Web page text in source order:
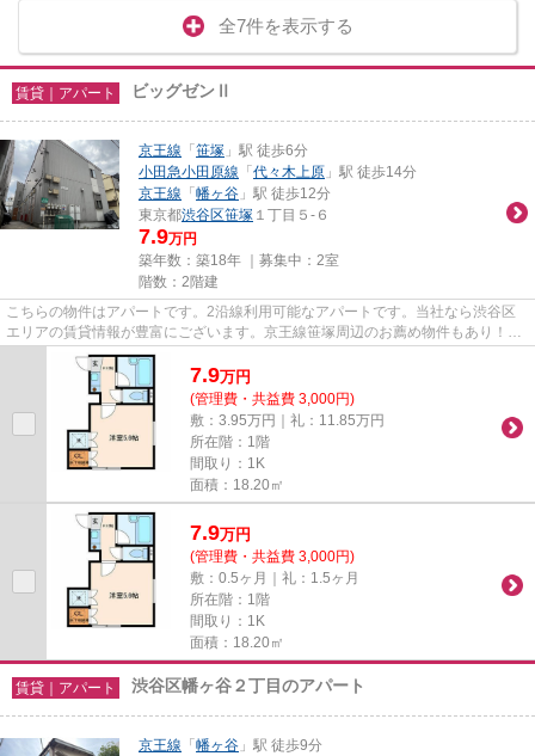
全7件を表示する
賃貸｜アパート ビッグゼンⅡ
京王線 「笹塚 」駅 徒歩6分
小田急小田原線 「代々木上原 」駅 徒歩14分
京王線 「幡ヶ谷 」駅 徒歩12分
東京都渋谷区笹塚 １丁目５-６
7.9万円
築年数：築18年 ｜募集中： 2室
階数：2階建
こちらの物件はアパートです。2沿線利用可能なアパートです。当社なら渋谷区
エリアの賃貸情報が豊富にございます。京王線笹塚周辺のお薦め物件もあり！03-
5433-1150までお気軽にご連絡...
7.9万円
(管理費・共益費 3,000円)
敷：3.95万円｜礼：11.85万円
所在階：1階
間取り：1K
面積：18.20㎡
7.9万円
(管理費・共益費 3,000円)
敷：0.5ヶ月｜礼：1.5ヶ月
所在階：1階
間取り：1K
面積：18.20㎡
賃貸｜アパート 渋谷区幡ヶ谷２丁目のアパート
京王線 「幡ヶ谷 」駅 徒歩9分